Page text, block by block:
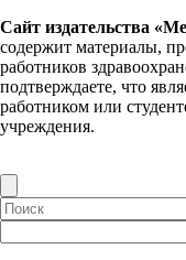
Сайт издательства
содержит материалы,
работников
подтверждаете, что
работником или
учреждения.